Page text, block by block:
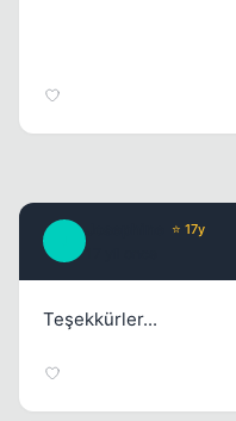
⭐ 17y
Teşekkürler...